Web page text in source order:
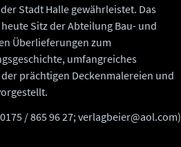
Stadt Halle gewährleistet. Das
Sitz der Abteilung Bau- und
Überlieferungen zum
umfangreiches
prächtigen Deckenmalereien und
/ 865 96 27; verlagbeier@aol.com)